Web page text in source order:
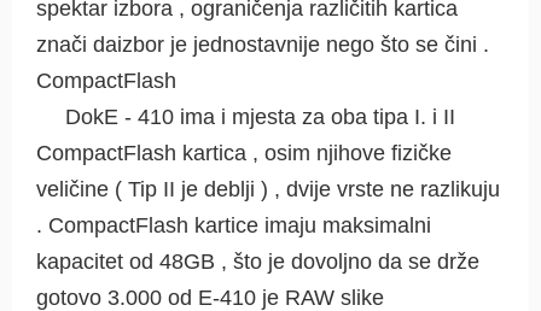
spektar izbora , ograničenja različitih kartica
znači daizbor je jednostavnije nego što se čini .
CompactFlash
DokE - 410 ima i mjesta za oba tipa I. i II
CompactFlash kartica , osim njihove fizičke
veličine ( Tip II je deblji ) , dvije vrste ne razlikuju
. CompactFlash kartice imaju maksimalni
kapacitet od 48GB , što je dovoljno da se drže
gotovo 3.000 od E-410 je RAW slike